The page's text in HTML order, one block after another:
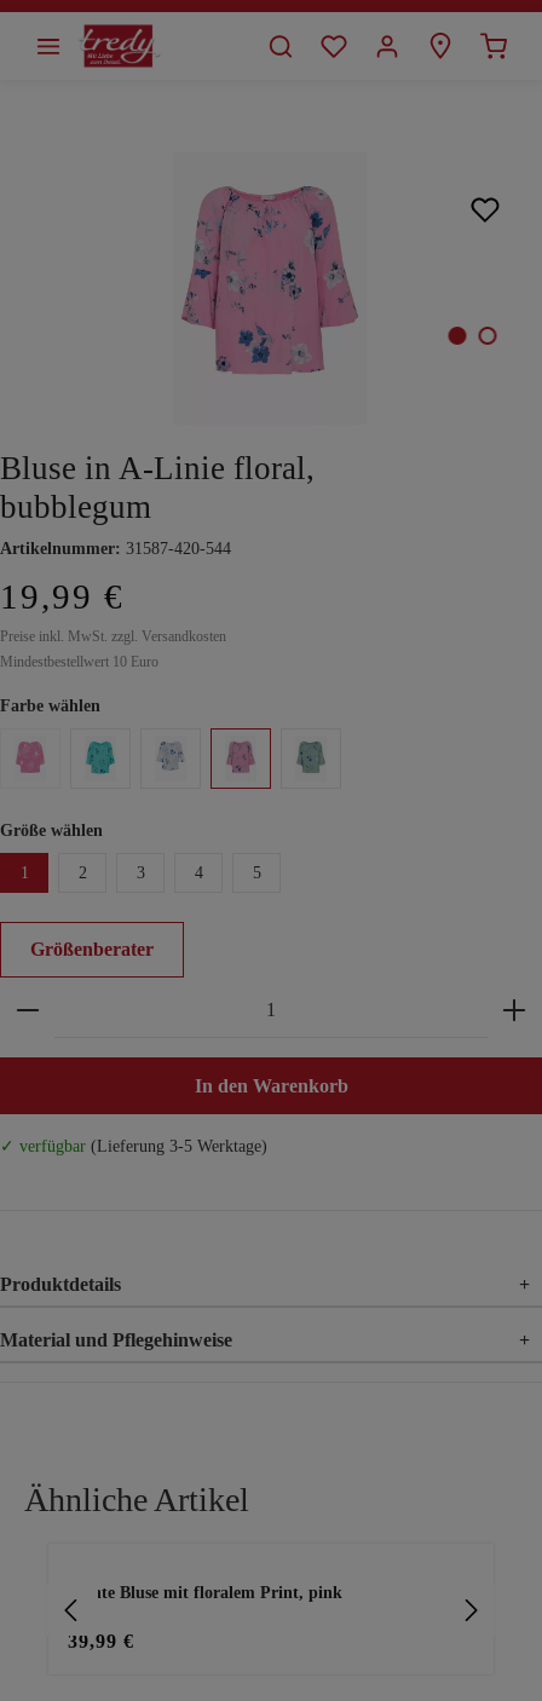
springen
Bluse in A-Linie floral,
bubblegum
Artikelnummer: 31587-420-544
19,99 €
Preise inkl. MwSt. zzgl. Versandkosten
Mindestbestellwert 10 Euro
Farbe wählen
Größe wählen
1 2 3 4 5
Größenberater
Produkt Anzahl: Gib den gewünschten Wert ein
In den Warenkorb
✓ verfügbar (Lieferung 3-5 Werktage)
Produktdetails +
Material und Pflegehinweise +
Ähnliche Artikel
leichte Bluse mit floralem Print, pink
39,99 €